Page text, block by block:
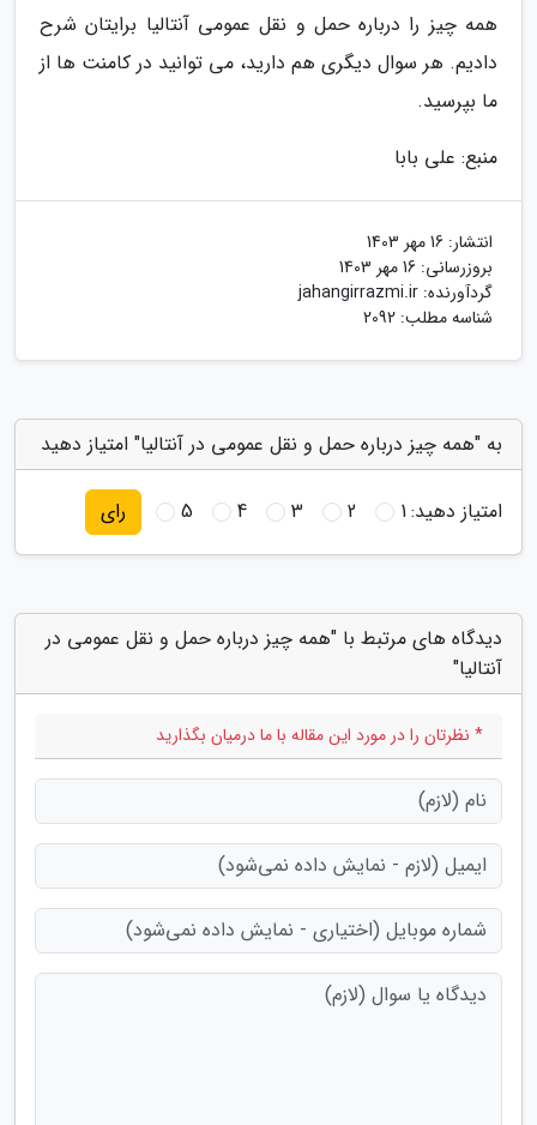
همه چیز را درباره حمل و نقل عمومی آنتالیا برایتان شرح
دادیم. هر سوال دیگری هم دارید، می توانید در کامنت ها از
ما بپرسید.
منبع: علی بابا
انتشار: 16 مهر 1403
بروزرسانی: 16 مهر 1403
گردآورنده: jahangirrazmi.ir
شناسه مطلب: 2092
به "همه چیز درباره حمل و نقل عمومی در آنتالیا" امتیاز دهید
امتیاز دهید:1
2
3
4
5 رای
دیدگاه های مرتبط با "همه چیز درباره حمل و نقل عمومی در
آنتالیا"
* نظرتان را در مورد این مقاله با ما درمیان بگذارید